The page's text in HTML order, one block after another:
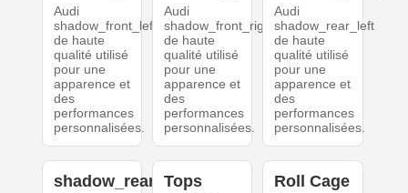
Audi
shadow_front_left
de haute
qualité utilisé
pour une
apparence et
des
performances
personnalisées.
Audi
shadow_front_right
de haute
qualité utilisé
pour une
apparence et
des
performances
personnalisées.
Audi
shadow_rear_left
de haute
qualité utilisé
pour une
apparence et
des
performances
personnalisées.
shadow_rear_right
Tops Roll Cage